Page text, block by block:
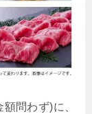
問わず)に、